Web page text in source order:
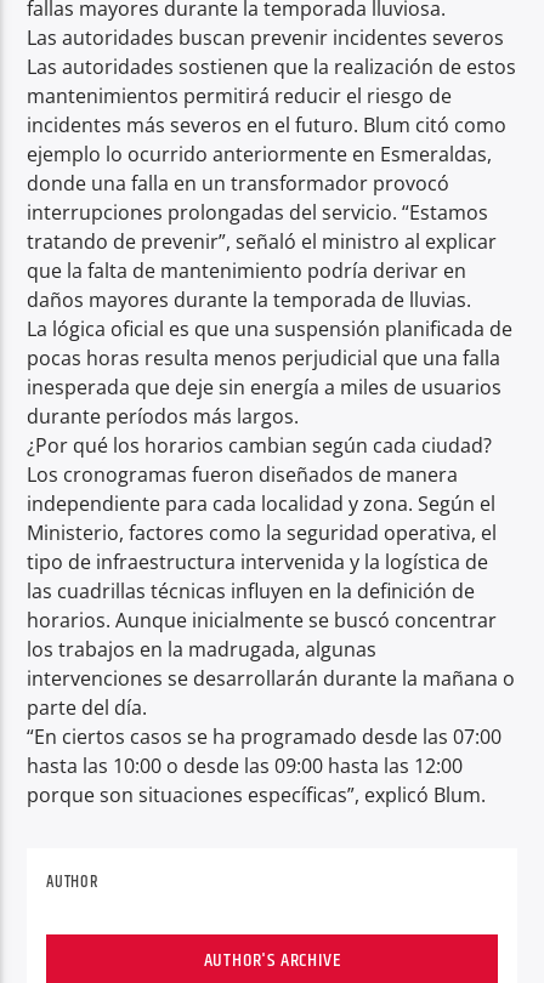
fallas mayores durante la temporada lluviosa.
Las autoridades buscan prevenir incidentes severos
Las autoridades sostienen que la realización de estos
mantenimientos permitirá reducir el riesgo de
incidentes más severos en el futuro. Blum citó como
ejemplo lo ocurrido anteriormente en Esmeraldas,
donde una falla en un transformador provocó
interrupciones prolongadas del servicio. “Estamos
tratando de prevenir”, señaló el ministro al explicar
que la falta de mantenimiento podría derivar en
daños mayores durante la temporada de lluvias.
La lógica oficial es que una suspensión planificada de
pocas horas resulta menos perjudicial que una falla
inesperada que deje sin energía a miles de usuarios
durante períodos más largos.
¿Por qué los horarios cambian según cada ciudad?
Los cronogramas fueron diseñados de manera
independiente para cada localidad y zona. Según el
Ministerio, factores como la seguridad operativa, el
tipo de infraestructura intervenida y la logística de
las cuadrillas técnicas influyen en la definición de
horarios. Aunque inicialmente se buscó concentrar
los trabajos en la madrugada, algunas
intervenciones se desarrollarán durante la mañana o
parte del día.
“En ciertos casos se ha programado desde las 07:00
hasta las 10:00 o desde las 09:00 hasta las 12:00
porque son situaciones específicas”, explicó Blum.
AUTHOR
AUTHOR'S ARCHIVE